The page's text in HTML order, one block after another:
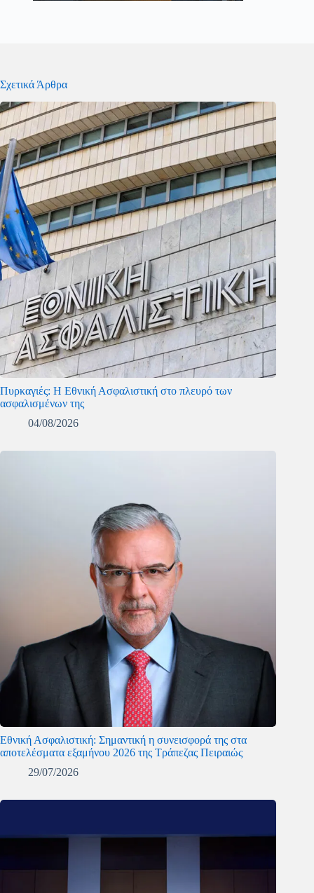
Σχετικά Άρθρα
Πυρκαγιές: Η Εθνική Ασφαλιστική στο πλευρό των
ασφαλισμένων της
04/08/2026
Εθνική Ασφαλιστική: Σημαντική η συνεισφορά της στα
αποτελέσματα εξαμήνου 2026 της Τράπεζας Πειραιώς
29/07/2026